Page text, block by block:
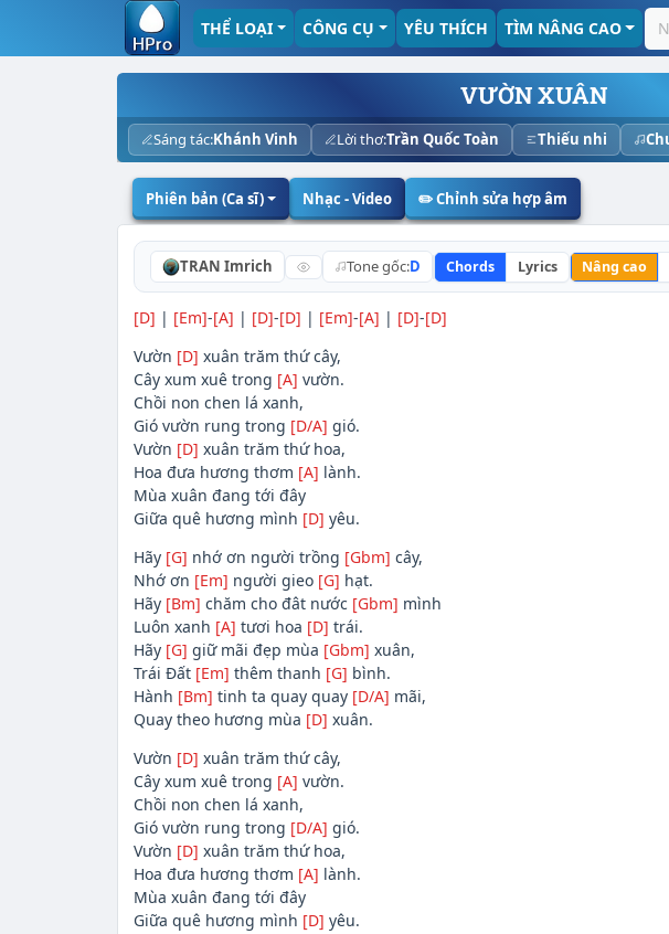
THỂ LOẠI CÔNG CỤ YÊU THÍCH TÌM NÂNG CAO
VƯỜN XUÂN
Sáng tác:Khánh Vinh Lời thơ:Trần Quốc Toàn Thiếu nhi
Phiên bản (Ca sĩ) Nhạc - Video ✏️ Chỉnh sửa hợp âm
TRAN Imrich Tone gốc:D Chords Lyrics Nâng cao
[D] | [Em]-[A] | [D]-[D] | [Em]-[A] | [D]-[D]
Vườn [D] xuân trăm thứ cây,
Cây xum xuê trong [A] vườn.
Chồi non chen lá xanh,
Gió vườn rung trong [D/A] gió.
Vườn [D] xuân trăm thứ hoa,
Hoa đưa hương thơm [A] lành.
Mùa xuân đang tới đây
Giữa quê hương mình [D] yêu.
Hãy [G] nhớ ơn người trồng [Gbm] cây,
Nhớ ơn [Em] người gieo [G] hạt.
Hãy [Bm] chăm cho đât nước [Gbm] mình
Luôn xanh [A] tươi hoa [D] trái.
Hãy [G] giữ mãi đẹp mùa [Gbm] xuân,
Trái Đất [Em] thêm thanh [G] bình.
Hành [Bm] tinh ta quay quay [D/A] mãi,
Quay theo hương mùa [D] xuân.
Vườn [D] xuân trăm thứ cây,
Cây xum xuê trong [A] vườn.
Chồi non chen lá xanh,
Gió vườn rung trong [D/A] gió.
Vườn [D] xuân trăm thứ hoa,
Hoa đưa hương thơm [A] lành.
Mùa xuân đang tới đây
Giữa quê hương mình [D] yêu.